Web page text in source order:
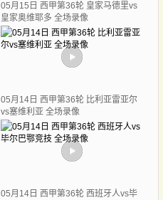
05月15日 西甲第36轮 皇家马德里vs
皇家奥维耶多 全场录像
05月14日 西甲第36轮 比利亚雷亚尔
vs塞维利亚 全场录像
05月14日 西甲第36轮 西班牙人vs毕